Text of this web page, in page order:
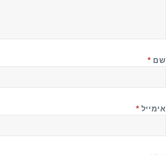
שם *
אימייל *